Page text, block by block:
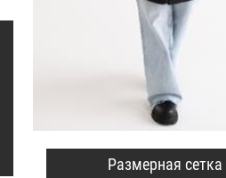
Размерная сетка